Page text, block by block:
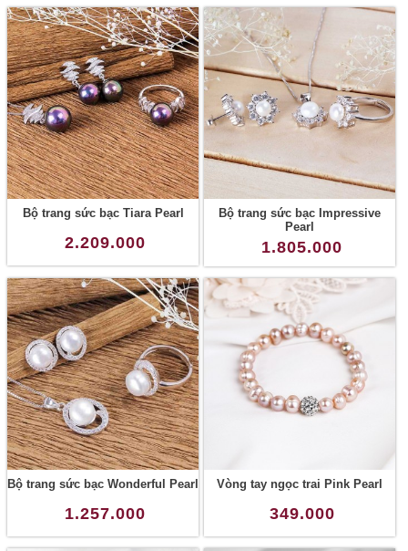
Bộ trang sức bạc Tiara Pearl
2.209.000
Bộ trang sức bạc Impressive
Pearl
1.805.000
Bộ trang sức bạc Wonderful Pearl
1.257.000
Vòng tay ngọc trai Pink Pearl
349.000